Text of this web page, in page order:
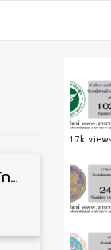
กรมกิจการผู้สูงอายุ รับสมัครคัดเลือกพนักงานราชการ วุฒิ ม.3/ม.6/ปวส./ป.ตรี หลายจังหวัด 15 อัตรา รับสมัคร 3 – 11 ธันวาคม
1.7k